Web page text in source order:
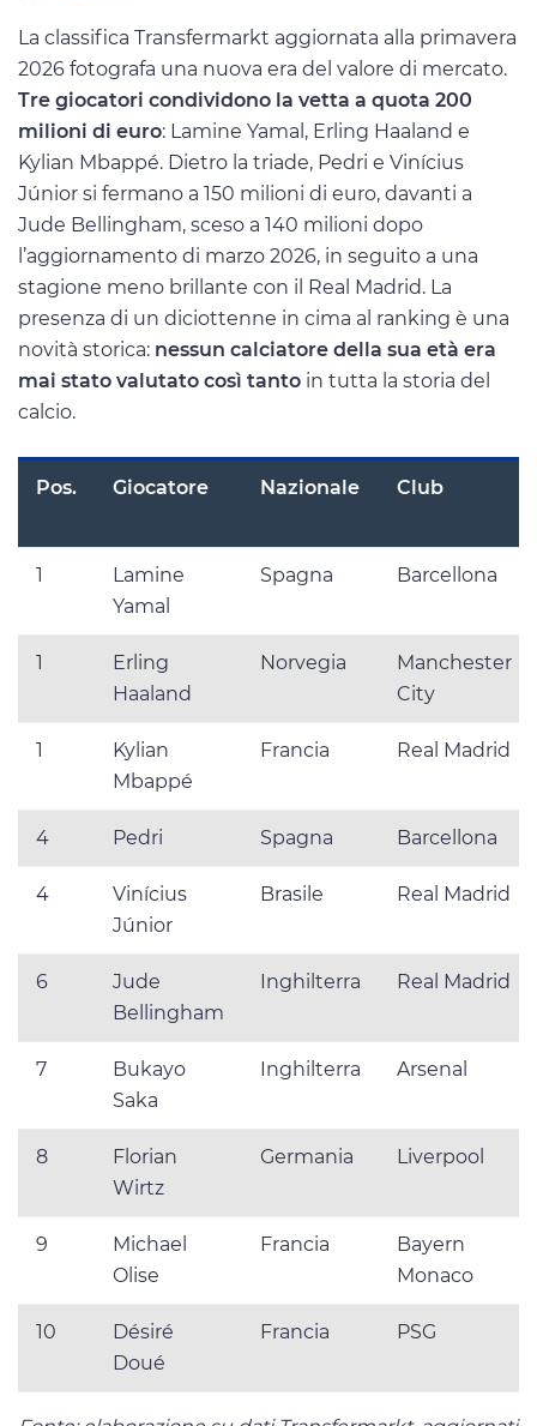
La classifica Transfermarkt aggiornata alla primavera
2026 fotografa una nuova era del valore di mercato.
Tre giocatori condividono la vetta a quota 200
milioni di euro: Lamine Yamal, Erling Haaland e
Kylian Mbappé. Dietro la triade, Pedri e Vinícius
Júnior si fermano a 150 milioni di euro, davanti a
Jude Bellingham, sceso a 140 milioni dopo
l’aggiornamento di marzo 2026, in seguito a una
stagione meno brillante con il Real Madrid. La
presenza di un diciottenne in cima al ranking è una
novità storica: nessun calciatore della sua età era
mai stato valutato così tanto in tutta la storia del
calcio.
Pos. Giocatore Nazionale Club
1
Lamine
Yamal
Spagna Barcellona
1
Erling
Haaland
Norvegia
Manchester
City
1
Kylian
Mbappé
Francia Real Madrid
4 Pedri Spagna Barcellona
4
Vinícius
Júnior
Brasile Real Madrid
6
Jude
Bellingham
Inghilterra Real Madrid
7
Bukayo
Saka
Inghilterra Arsenal
8
Florian
Wirtz
Germania Liverpool
9
Michael
Olise
Francia
Bayern
Monaco
10
Désiré
Doué
Francia PSG